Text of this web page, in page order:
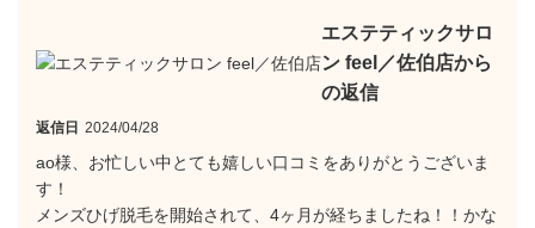
エステティックサロ
ン feel／佐伯店から
の返信
返信日 2024/04/28
ao様、お忙しい中とても嬉しい口コミをありがとうございま
す！
メンズひげ脱毛を開始されて、4ヶ月が経ちましたね！！かな